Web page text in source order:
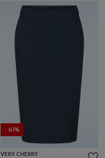
- 61%
VERY CHERRY